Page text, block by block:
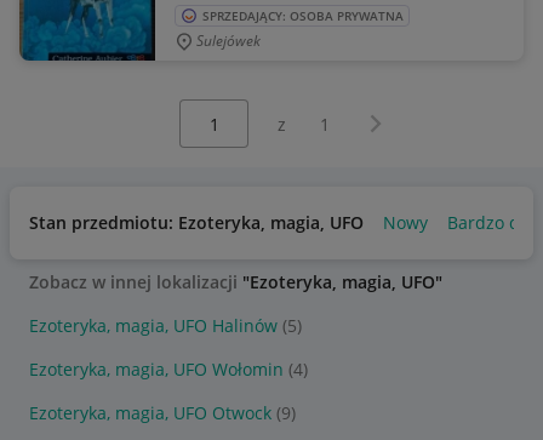
SPRZEDAJĄCY: OSOBA PRYWATNA
Sulejówek
z 1 Następna strona
Stan przedmiotu: Ezoteryka, magia, UFO Nowy Bardzo
Zobacz w innej lokalizacji "Ezoteryka, magia, UFO"
Ezoteryka, magia, UFO Halinów (5)
Ezoteryka, magia, UFO Wołomin (4)
Ezoteryka, magia, UFO Otwock (9)